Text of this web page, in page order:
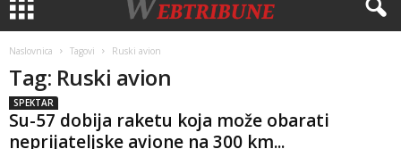
Naslovnica Tagovi Ruski avion
Tag: Ruski avion
SPEKTAR
Su-57 dobija raketu koja može obarati
neprijateljske avione na 300 km...